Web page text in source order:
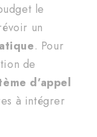
le
un
. Pour
de
d’appel
à intégrer